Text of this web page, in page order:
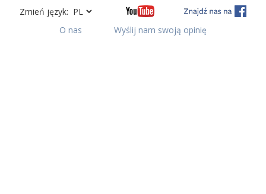
Zmień język:
O nas
Wyślij nam swoją opinię